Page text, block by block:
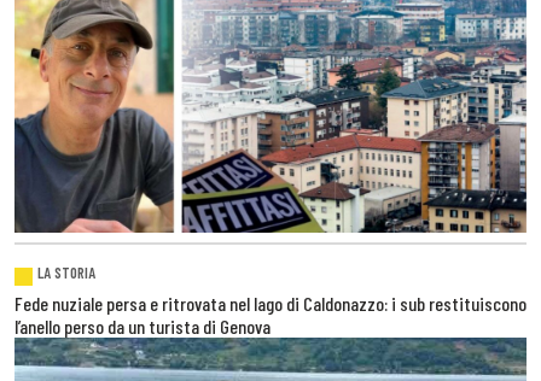
LA STORIA
Fede nuziale persa e ritrovata nel lago di Caldonazzo: i sub restituiscono
l’anello perso da un turista di Genova